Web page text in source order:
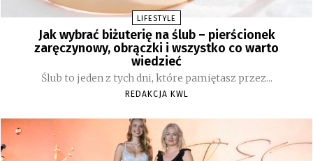
LIFESTYLE
Jak wybrać biżuterię na ślub – pierścionek
zaręczynowy, obrączki i wszystko co warto
wiedzieć
Ślub to jeden z tych dni, które pamiętasz przez...
REDAKCJA KWL